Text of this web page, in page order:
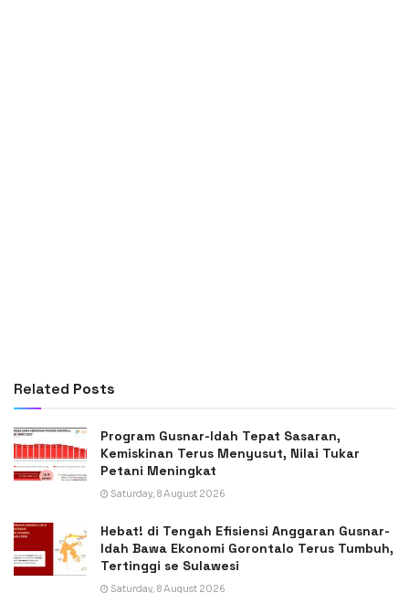
Related Posts
Program Gusnar-Idah Tepat Sasaran,
Kemiskinan Terus Menyusut, Nilai Tukar
Petani Meningkat
Saturday, 8 August 2026
Hebat! di Tengah Efisiensi Anggaran Gusnar-
Idah Bawa Ekonomi Gorontalo Terus Tumbuh,
Tertinggi se Sulawesi
Saturday, 8 August 2026